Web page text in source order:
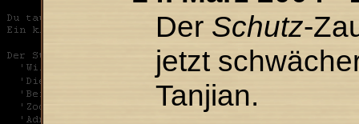
Der Schutz-
jetzt
Tanjian.